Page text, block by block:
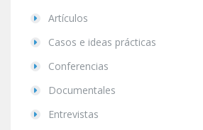
Artículos
Casos e ideas prácticas
Conferencias
Documentales
Entrevistas